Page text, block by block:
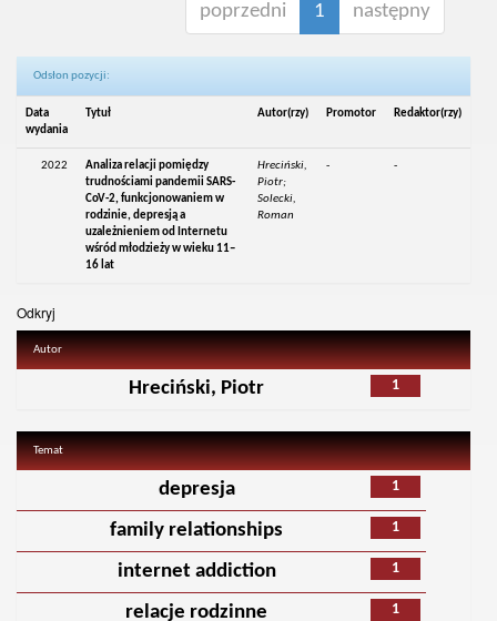
poprzedni 1 następny
Odsłon pozycji:
Data
wydania
Tytuł Autor(rzy) Promotor Redaktor(rzy)
2022
Analiza relacji pomiędzy
trudnościami pandemii SARS-
CoV-2, funkcjonowaniem w
rodzinie, depresją a
uzależnieniem od Internetu
wśród młodzieży w wieku 11–
16 lat
Hreciński,
Piotr;
Solecki,
Roman
- -
Odkryj
Autor
1
Hreciński, Piotr
Temat
1
depresja
1
family relationships
1
internet addiction
1
relacje rodzinne